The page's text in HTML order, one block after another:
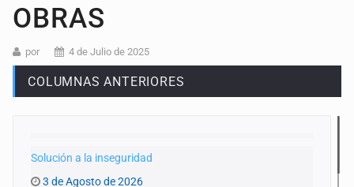
OBRAS
por 4 de Julio de 2025
COLUMNAS ANTERIORES
Solución a la inseguridad
3 de Agosto de 2026